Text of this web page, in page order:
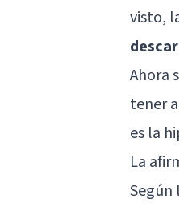
visto,
Ahora
tener
es la
La
Según